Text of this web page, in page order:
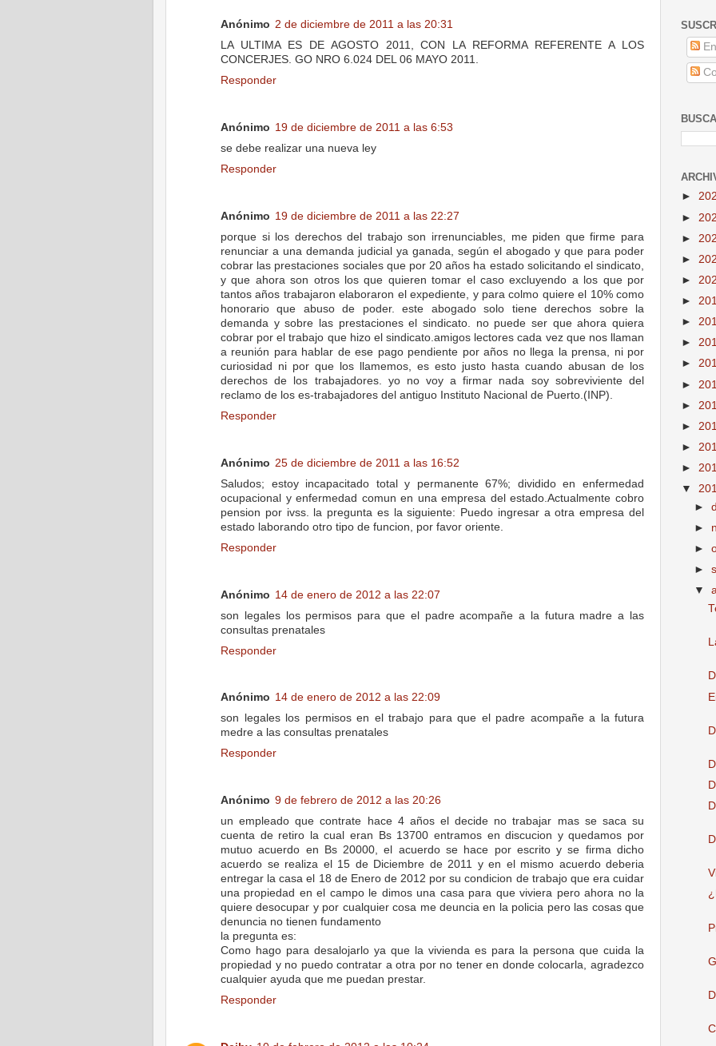
Anónimo 2 de diciembre de 2011 a las 20:31
LA ULTIMA ES DE AGOSTO 2011, CON LA REFORMA REFERENTE A LOS
CONCERJES. GO NRO 6.024 DEL 06 MAYO 2011.
Responder
Anónimo 19 de diciembre de 2011 a las 6:53
se debe realizar una nueva ley
Responder
Anónimo 19 de diciembre de 2011 a las 22:27
porque si los derechos del trabajo son irrenunciables, me piden que firme para
renunciar a una demanda judicial ya ganada, según el abogado y que para poder
cobrar las prestaciones sociales que por 20 años ha estado solicitando el sindicato,
y que ahora son otros los que quieren tomar el caso excluyendo a los que por
tantos años trabajaron elaboraron el expediente, y para colmo quiere el 10% como
honorario que abuso de poder. este abogado solo tiene derechos sobre la
demanda y sobre las prestaciones el sindicato. no puede ser que ahora quiera
cobrar por el trabajo que hizo el sindicato.amigos lectores cada vez que nos llaman
a reunión para hablar de ese pago pendiente por años no llega la prensa, ni por
curiosidad ni por que los llamemos, es esto justo hasta cuando abusan de los
derechos de los trabajadores. yo no voy a firmar nada soy sobreviviente del
reclamo de los es-trabajadores del antiguo Instituto Nacional de Puerto.(INP).
Responder
Anónimo 25 de diciembre de 2011 a las 16:52
Saludos; estoy incapacitado total y permanente 67%; dividido en enfermedad
ocupacional y enfermedad comun en una empresa del estado.Actualmente cobro
pension por ivss. la pregunta es la siguiente: Puedo ingresar a otra empresa del
estado laborando otro tipo de funcion, por favor oriente.
Responder
Anónimo 14 de enero de 2012 a las 22:07
son legales los permisos para que el padre acompañe a la futura madre a las
consultas prenatales
Responder
Anónimo 14 de enero de 2012 a las 22:09
son legales los permisos en el trabajo para que el padre acompañe a la futura
medre a las consultas prenatales
Responder
Anónimo 9 de febrero de 2012 a las 20:26
un empleado que contrate hace 4 años el decide no trabajar mas se saca su
cuenta de retiro la cual eran Bs 13700 entramos en discucion y quedamos por
mutuo acuerdo en Bs 20000, el acuerdo se hace por escrito y se firma dicho
acuerdo se realiza el 15 de Diciembre de 2011 y en el mismo acuerdo deberia
entregar la casa el 18 de Enero de 2012 por su condicion de trabajo que era cuidar
una propiedad en el campo le dimos una casa para que viviera pero ahora no la
quiere desocupar y por cualquier cosa me deuncia en la policia pero las cosas que
denuncia no tienen fundamento
la pregunta es:
Como hago para desalojarlo ya que la vivienda es para la persona que cuida la
propiedad y no puedo contratar a otra por no tener en donde colocarla, agradezco
cualquier ayuda que me puedan prestar.
Responder
►
►
►
►
►
►
►
►
►
►
►
►
►
►
▼
►
►
►
►
▼